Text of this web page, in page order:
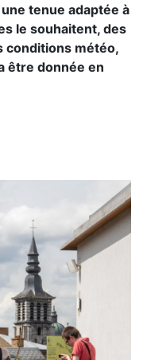
tenue adaptée à
le souhaitent, des
conditions météo,
être donnée en